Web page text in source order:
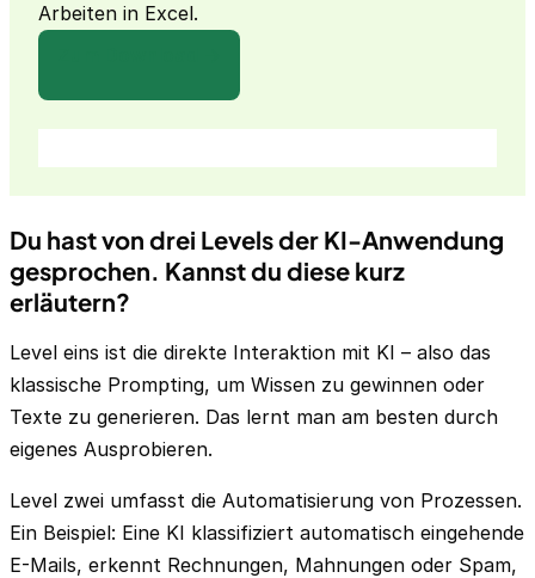
Arbeiten in Excel.
Du hast von drei Levels der KI-Anwendung
gesprochen. Kannst du diese kurz
erläutern?
Level eins ist die direkte Interaktion mit KI – also das
klassische Prompting, um Wissen zu gewinnen oder
Texte zu generieren. Das lernt man am besten durch
eigenes Ausprobieren.
Level zwei umfasst die Automatisierung von Prozessen.
Ein Beispiel: Eine KI klassifiziert automatisch eingehende
E-Mails, erkennt Rechnungen, Mahnungen oder Spam,